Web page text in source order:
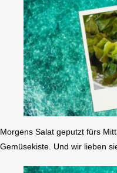
Morgens Salat geputzt fürs
Gemüsekiste. Und wir lieben